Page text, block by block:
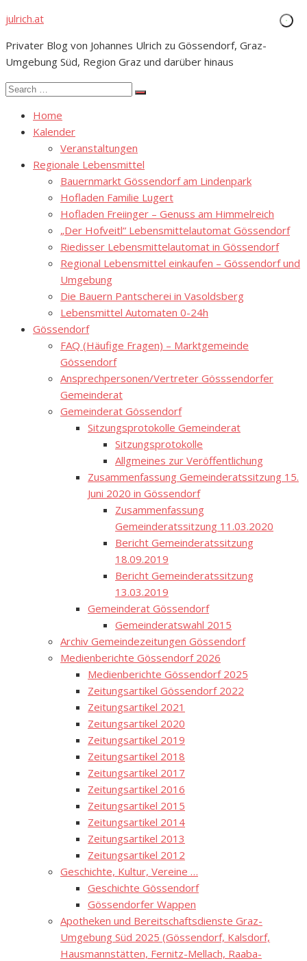
Skip
content
julrich.at
Privater Blog von Johannes Ulrich zu Gössendorf, Graz-
Umgebung Süd, Region Graz und darüber hinaus
Search
Search
Home
Kalender
Veranstaltungen
Regionale Lebensmittel
Bauernmarkt Gössendorf am Lindenpark
Hofladen Familie Lugert
Hofladen Freiinger – Genuss am Himmelreich
„Der Hofveitl“ Lebensmittelautomat Gössendorf
Riedisser Lebensmittelautomat in Gössendorf
Regional Lebensmittel einkaufen – Gössendorf und
Umgebung
Die Bauern Pantscherei in Vasoldsberg
Lebensmittel Automaten 0-24h
Gössendorf
FAQ (Häufige Fragen) – Marktgemeinde
Gössendorf
Ansprechpersonen/Vertreter Gösssendorfer
Gemeinderat
Gemeinderat Gössendorf
Sitzungsprotokolle Gemeinderat
Sitzungsprotokolle
Allgmeines zur Veröffentlichung
Zusammenfassung Gemeinderatssitzung 15.
Juni 2020 in Gössendorf
Zusammenfassung
Gemeinderatssitzung 11.03.2020
Bericht Gemeinderatssitzung
18.09.2019
Bericht Gemeinderatssitzung
13.03.2019
Gemeinderat Gössendorf
Gemeinderatswahl 2015
Archiv Gemeindezeitungen Gössendorf
Medienberichte Gössendorf 2026
Medienberichte Gössendorf 2025
Zeitungsartikel Gössendorf 2022
Zeitungsartikel 2021
Zeitungsartikel 2020
Zeitungsartikel 2019
Zeitungsartikel 2018
Zeitungsartikel 2017
Zeitungsartikel 2016
Zeitungsartikel 2015
Zeitungsartikel 2014
Zeitungsartikel 2013
Zeitungsartikel 2012
Geschichte, Kultur, Vereine …
Geschichte Gössendorf
Gössendorfer Wappen
Apotheken und Bereitschaftsdienste Graz-
Umgebung Süd 2025 (Gössendorf, Kalsdorf,
Hausmannstätten, Fernitz-Mellach, Raaba-